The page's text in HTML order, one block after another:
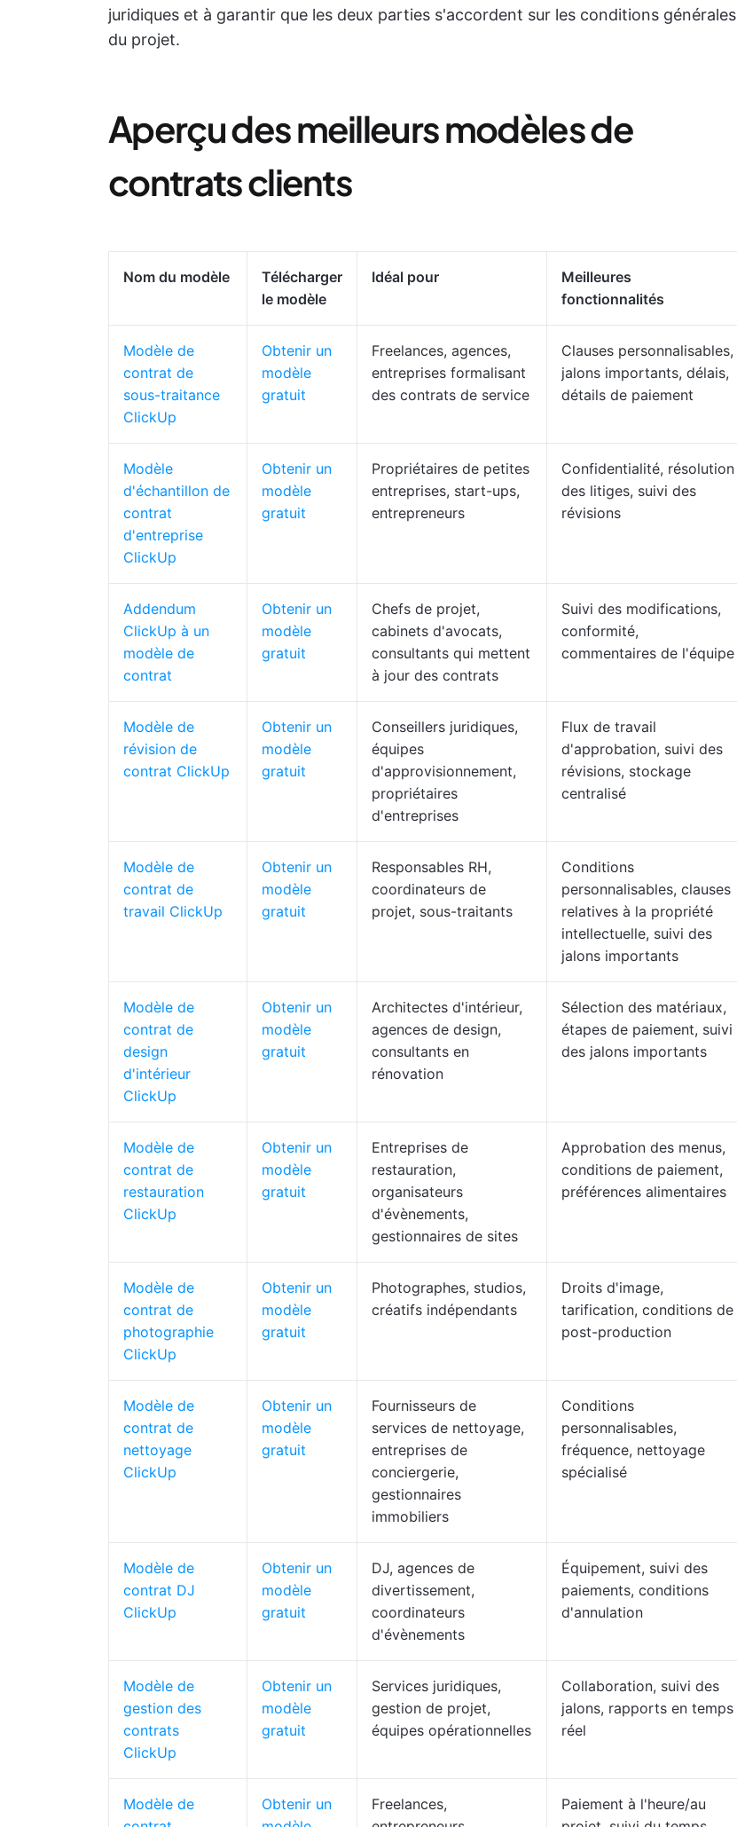
juridiques et à garantir que les deux parties s'accordent sur les conditions générales
du projet.
Aperçu des meilleurs modèles de
contrats clients
Nom du modèle
Télécharger
le modèle
Idéal pour
Meilleures
fonctionnalités
Modèle de
contrat de
sous-traitance
ClickUp
Obtenir un
modèle
gratuit
Freelances, agences,
entreprises formalisant
des contrats de service
Clauses personnalisables,
jalons importants, délais,
détails de paiement
Modèle
d'échantillon de
contrat
d'entreprise
ClickUp
Obtenir un
modèle
gratuit
Propriétaires de petites
entreprises, start-ups,
entrepreneurs
Confidentialité, résolution
des litiges, suivi des
révisions
Addendum
ClickUp à un
modèle de
contrat
Obtenir un
modèle
gratuit
Chefs de projet,
cabinets d'avocats,
consultants qui mettent
à jour des contrats
Suivi des modifications,
conformité,
commentaires de l'équipe
Modèle de
révision de
contrat ClickUp
Obtenir un
modèle
gratuit
Conseillers juridiques,
équipes
d'approvisionnement,
propriétaires
d'entreprises
Flux de travail
d'approbation, suivi des
révisions, stockage
centralisé
Modèle de
contrat de
travail ClickUp
Obtenir un
modèle
gratuit
Responsables RH,
coordinateurs de
projet, sous-traitants
Conditions
personnalisables, clauses
relatives à la propriété
intellectuelle, suivi des
jalons importants
Modèle de
contrat de
design
d'intérieur
ClickUp
Obtenir un
modèle
gratuit
Architectes d'intérieur,
agences de design,
consultants en
rénovation
Sélection des matériaux,
étapes de paiement, suivi
des jalons importants
Modèle de
contrat de
restauration
ClickUp
Obtenir un
modèle
gratuit
Entreprises de
restauration,
organisateurs
d'évènements,
gestionnaires de sites
Approbation des menus,
conditions de paiement,
préférences alimentaires
Modèle de
contrat de
photographie
ClickUp
Obtenir un
modèle
gratuit
Photographes, studios,
créatifs indépendants
Droits d'image,
tarification, conditions de
post-production
Modèle de
contrat de
nettoyage
ClickUp
Obtenir un
modèle
gratuit
Fournisseurs de
services de nettoyage,
entreprises de
conciergerie,
gestionnaires
immobiliers
Conditions
personnalisables,
fréquence, nettoyage
spécialisé
Modèle de
contrat DJ
ClickUp
Obtenir un
modèle
gratuit
DJ, agences de
divertissement,
coordinateurs
d'évènements
Équipement, suivi des
paiements, conditions
d'annulation
Modèle de
gestion des
contrats
ClickUp
Obtenir un
modèle
gratuit
Services juridiques,
gestion de projet,
équipes opérationnelles
Collaboration, suivi des
jalons, rapports en temps
réel
Modèle de
Obtenir un
Freelances,
Paiement à l'heure/au